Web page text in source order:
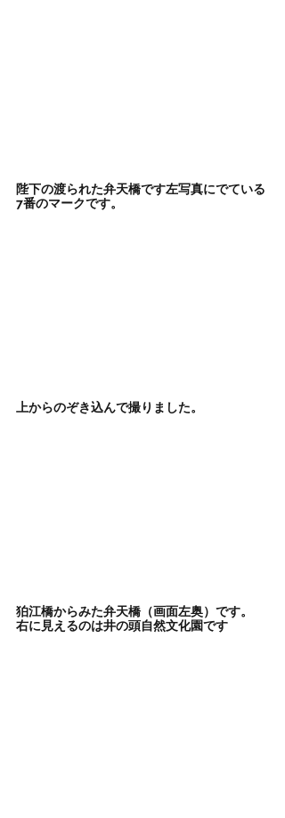
陛下の渡られた弁天橋です左写真にでている
7番のマークです。
上からのぞき込んで撮りました。
狛江橋からみた弁天橋（画面左奥）です。
右に見えるのは井の頭自然文化園です